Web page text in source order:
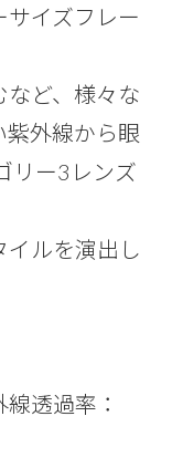
サイズフレー
など、様々な
紫外線から眼
リー3レンズ
イルを演出し
透過率：